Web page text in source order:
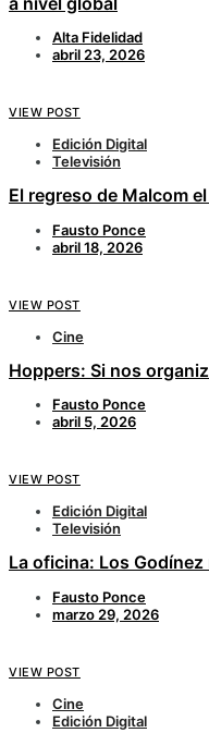
Alta Fidelidad
abril 23, 2026
VIEW POST
Edición Digital
Televisión
El regreso de Malcom
Fausto Ponce
abril 18, 2026
VIEW POST
Cine
Hoppers: Si nos
Fausto Ponce
abril 5, 2026
VIEW POST
Edición Digital
Televisión
La oficina: Los
Fausto Ponce
marzo 29, 2026
VIEW POST
Cine
Edición Digital